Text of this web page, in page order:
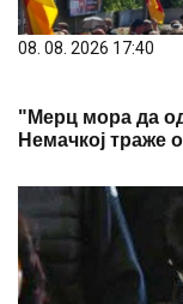
08. 08. 2026 17:40
"Мерц мора да
Немачкој траже